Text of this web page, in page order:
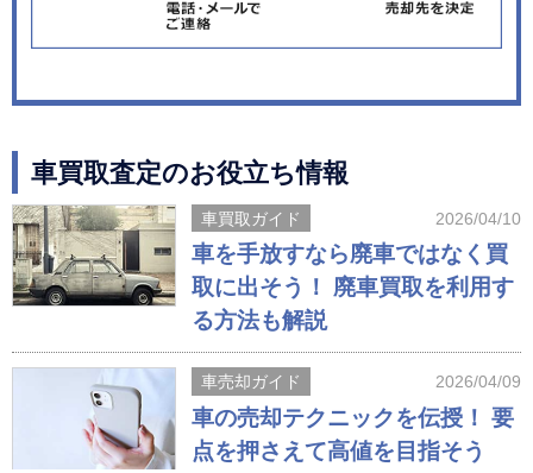
車買取査定のお役立ち情報
車買取ガイド 2026/04/10
車を手放すなら廃車ではなく買
取に出そう！ 廃車買取を利用す
る方法も解説
車売却ガイド 2026/04/09
車の売却テクニックを伝授！ 要
点を押さえて高値を目指そう